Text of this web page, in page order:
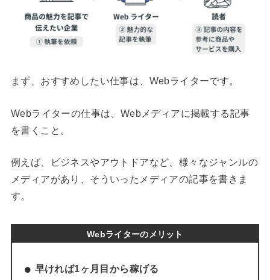
まず、おすすめしたい仕事は、Webライターです。
Webライターの仕事は、Webメディアに掲載する記事
を書くこと。
例えば、ビジネスやアウトドアなど、様々なジャンルの
メディアがあり、そういったメディアの記事を書きま
す。
Webライターのメリット
早ければ1ヶ月目から稼げる